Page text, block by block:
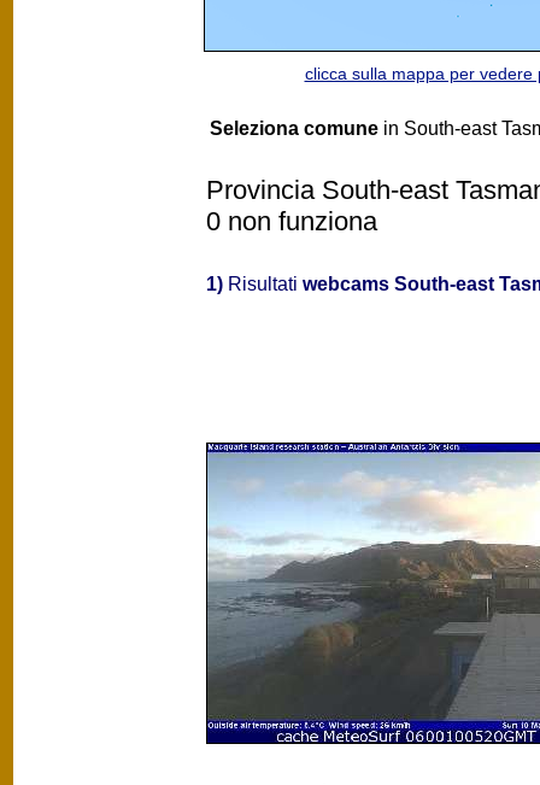
clicca sulla mappa per vedere
Seleziona comune in South-east
Provincia South-east
0 non funziona
1) Risultati webcams South-east